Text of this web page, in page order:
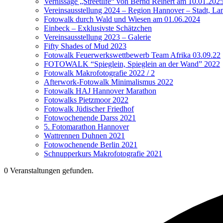
Vereinsausstellung 2024 – Region Hannover – Stadt,
Fotowalk durch Wald und Wiesen am 01.06.2024
Einbeck – Exklusivste Schätzchen
Vereinsausstellung 2023 – Galerie
Fifty Shades of Mud 2023
Fotowalk Feuerwerkswettbewerb Team Afrika 03.09.22
FOTOWALK “Spieglein, Spieglein an der Wand” 2022
Fotowalk Makrofotografie 2022 / 2
Afterwork-Fotowalk Minimalismus 2022
Fotowalk HAJ Hannover Marathon
Fotowalks Pietzmoor 2022
Fotowalk Jüdischer Friedhof
Fotowochenende Darss 2021
5. Fotomarathon Hannover
Wattrennen Duhnen 2021
Fotowochenende Berlin 2021
Schnupperkurs Makrofotografie 2021
0 Veranstaltungen gefunden.